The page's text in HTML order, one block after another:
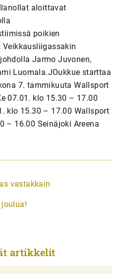
aloittavat
poikien
Jarmo Juvonen,
Luomala.JOukkue starttaa
7. tammikuuta Wallsport
07.01. klo 15.30 – 17.00
klo 15.30 – 17.00 Wallsport
– 16.00 Seinäjoki Areena
vastakkain
joulua!
artikkelit